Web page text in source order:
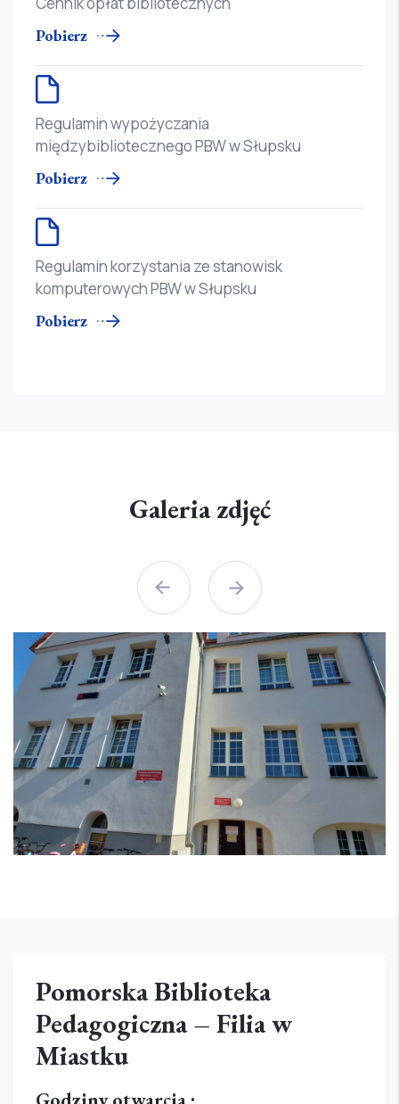
Pobierz
Regulamin wypożyczania
międzybibliotecznego PBW w Słupsku
Pobierz
Regulamin korzystania ze stanowisk
komputerowych PBW w Słupsku
Pobierz
Galeria zdjęć
Pomorska Biblioteka
Pedagogiczna – Filia w
Miastku